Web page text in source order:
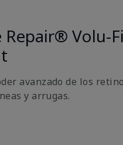
Repair® Volu-
avanzado de los
y arrugas.